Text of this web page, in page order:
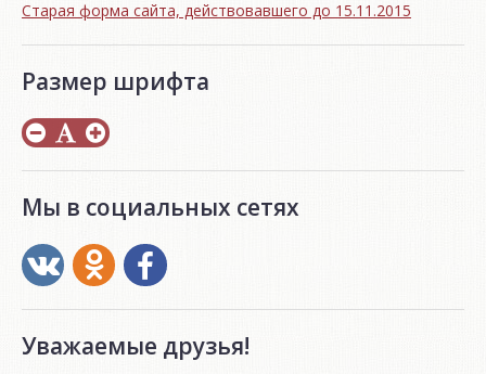
Старая форма сайта, действовавшего до 15.11.2015
Размер шрифта
Мы в социальных сетях
Уважаемые друзья!